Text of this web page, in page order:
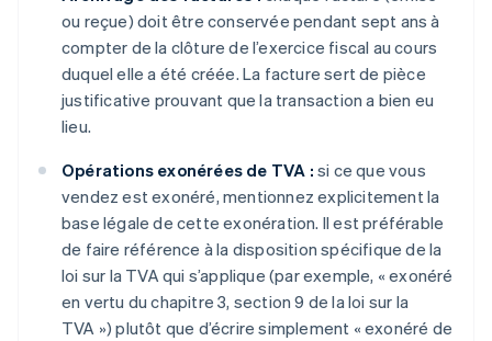
ou reçue) doit être conservée pendant sept ans à
compter de la clôture de l’exercice fiscal au cours
duquel elle a été créée. La facture sert de pièce
justificative prouvant que la transaction a bien eu
lieu.
Opérations exonérées de TVA : si ce que vous
vendez est exonéré, mentionnez explicitement la
base légale de cette exonération. Il est préférable
de faire référence à la disposition spécifique de la
loi sur la TVA qui s’applique (par exemple, « exonéré
en vertu du chapitre 3, section 9 de la loi sur la
TVA ») plutôt que d’écrire simplement « exonéré de